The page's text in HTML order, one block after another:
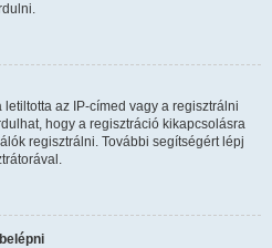
az IP-címed vagy a regisztrálni
hogy a regisztráció kikapcsolásra
regisztrálni. További segítségért lépj